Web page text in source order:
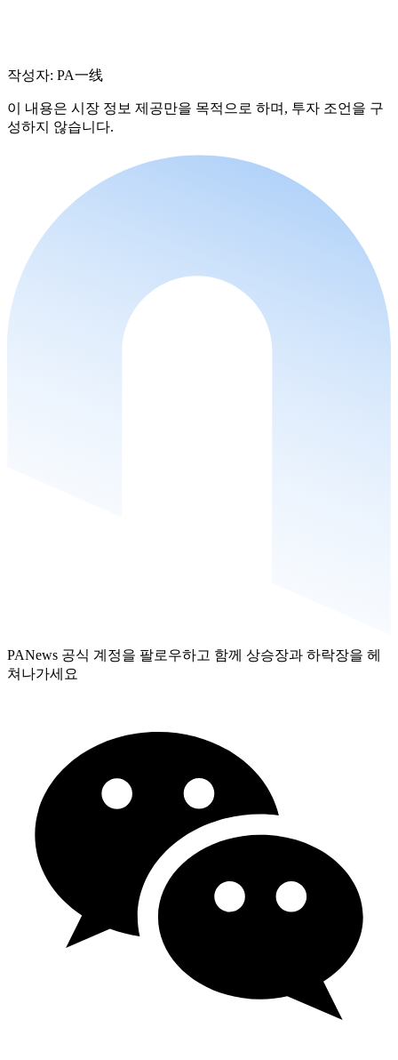
작성자: PA一线
이 내용은 시장 정보 제공만을 목적으로 하며, 투자 조언을 구
성하지 않습니다.
PANews 공식 계정을 팔로우하고 함께 상승장과 하락장을 헤
쳐나가세요